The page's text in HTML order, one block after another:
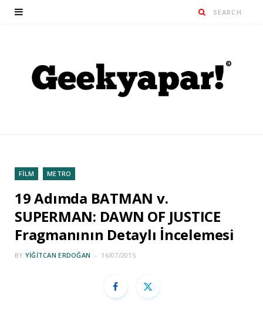
FİLM METRO
19 Adımda BATMAN v.
SUPERMAN: DAWN OF JUSTICE
Fragmanının Detaylı İncelemesi
BY YIĞITCAN ERDOĞAN 16/07/2015